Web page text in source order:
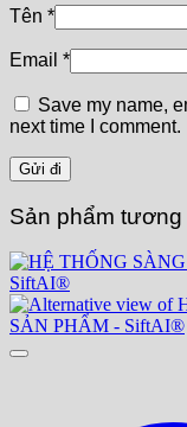
Tên *
Email *
Save my name,
next time I comment.
Sản phẩm